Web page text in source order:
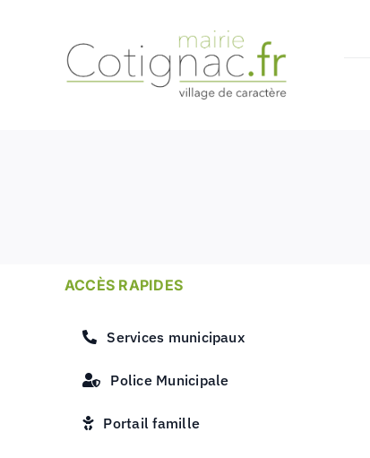
ACCÈS RAPIDES
Services municipaux
Police Municipale
Portail famille